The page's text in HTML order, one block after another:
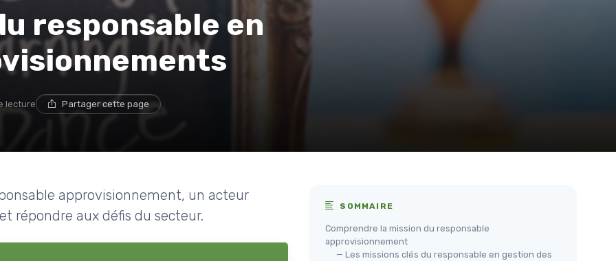
responsable en
lecture Partager cette page
approvisionnement, un acteur
répondre aux défis du secteur.
SOMMAIRE
Comprendre la mission du responsable
approvisionnement
— Les missions clés du responsable en gestion des